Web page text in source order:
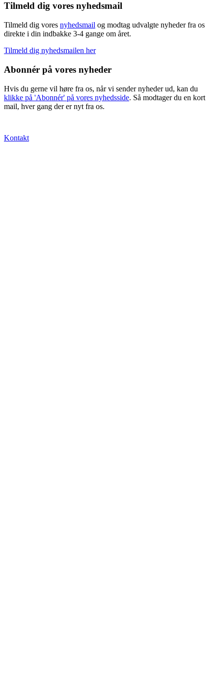
Tilmeld dig vores nyhedsmail
Tilmeld dig vores nyhedsmail og modtag udvalgte nyheder fra os
direkte i din indbakke 3-4 gange om året.
Tilmeld dig nyhedsmailen her
Abonnér på vores nyheder
Hvis du gerne vil høre fra os, når vi sender nyheder ud, kan du
klikke på 'Abonnér' på vores nyhedsside. Så modtager du en kort
mail, hver gang der er nyt fra os.
Kontakt